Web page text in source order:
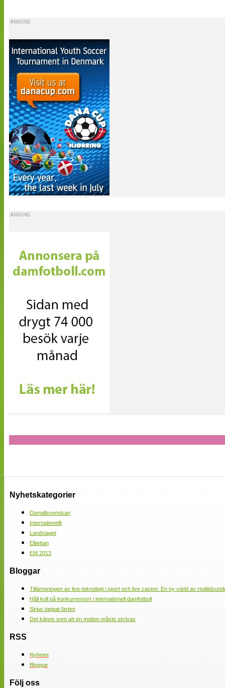
ANNONS
ANNONS
Nyhetskategorier
Damallsvenskan
Internationellt
Landslaget
Elitettan
EM 2013
Bloggar
Tillämpningen av live-teknologi i sport och live casino: En ny värld av
Håll koll på konkurrensen i internationell damfotboll
Sirius tappat farten
Det känns som att en motion måste skrivas
RSS
Nyheter
Bloggar
Följ oss